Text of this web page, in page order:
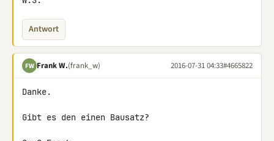
Antwort
FW Frank W.(frank_w) 2016-07-31 04:33#4665822
Danke.
Gibt es den einen Bausatz?